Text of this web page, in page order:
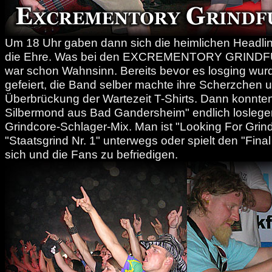
Um 18 Uhr gaben dann sich die heimlichen
die Ehre. Was bei den EXCREMENTORY
war schon Wahnsinn. Bereits bevor es losging
gefeiert, die Band selber machte ihre Scherzchen
Überbrückung der Wartezeit T-Shirts. Dann
Silbermond aus Bad Gandersheim" endlich
Grindcore-Schlager-Mix. Man ist "Looking For
"Staatsgrind Nr. 1" unterwegs oder spielt den
sich und die Fans zu befriedigen.